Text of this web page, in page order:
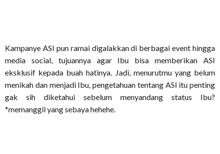
Kampanye ASI pun ramai digalakkan di berbagai event hingga
media social, tujuannya agar Ibu bisa memberikan ASI
eksklusif kepada buah hatinya. Jadi, menurutmu yang belum
menikah dan menjadi Ibu, pengetahuan tentang ASI itu penting
gak sih diketahui sebelum menyandang status Ibu?
*memanggil yang sebaya hehehe.